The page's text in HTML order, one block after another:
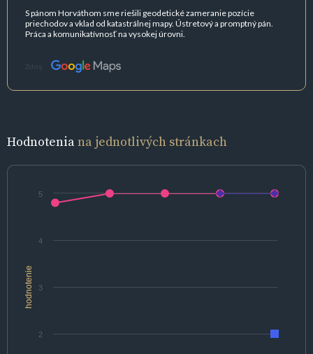
S pánom Horváthom sme riešili geodetické zameranie pozície
priechodov a vklad od katastrálnej mapy. Ústretový a promptný pán.
Práca a komunikatívnosť na vysokej úrovni.
Zdroj:
Hodnoteniana jednotlivých stránkach
hodnotenie
2
3
4
5